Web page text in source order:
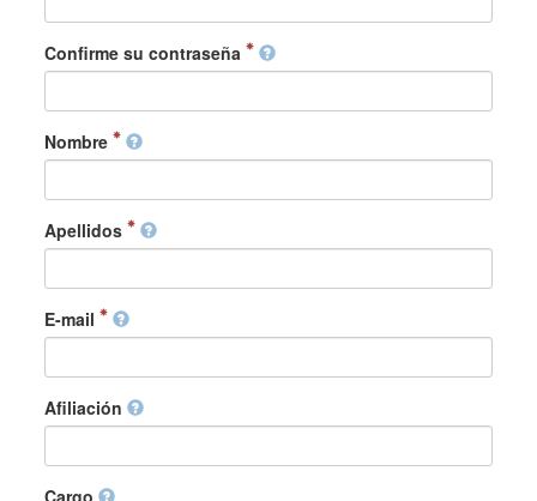
Confirme su contraseña
Nombre
Apellidos
E-mail
Afiliación
Cargo